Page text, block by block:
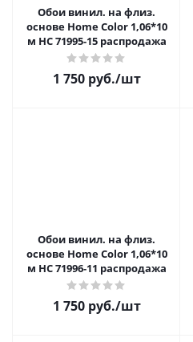
Обои винил. на флиз.
основе Home Color 1,06*10
м НС 71995-15 распродажа
1 750 руб./шт
Обои винил. на флиз.
основе Home Color 1,06*10
м НС 71996-11 распродажа
1 750 руб./шт